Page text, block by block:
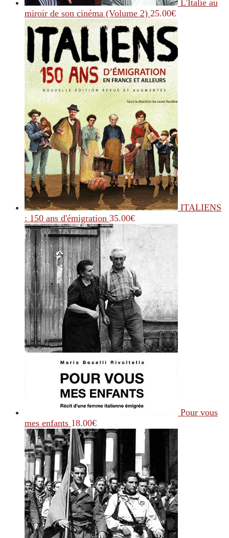
L'Italie au
miroir de son cinéma (Volume 2) 25.00€
ITALIENS
: 150 ans d'émigration 35.00€
Pour vous
mes enfants 18.00€